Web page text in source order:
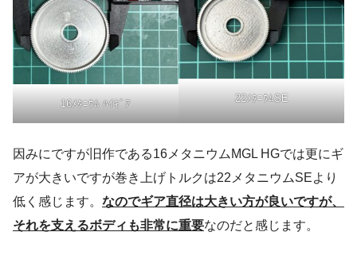
16ﾒﾀﾆｳﾑ ﾊｲｷﾞｱ 22ﾒﾀﾆｳﾑSE
因みにですが旧作である16メタニウムMGL HGでは更にギ
アが大きいですが巻き上げトルクは22メタニウムSEより
低く感じます。 なのでギア直径は大きい方が良いですが、
それを支えるボディも非常に重要なのだと感じます。